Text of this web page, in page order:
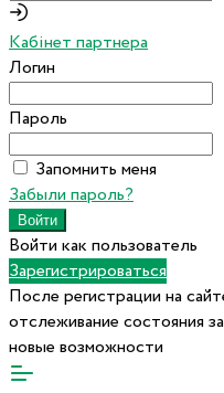
Кабінет партнера
Логин
Пароль
Запомнить меня
Забыли пароль?
Войти как пользователь
Зарегистрироваться
После регистрации на
отслеживание состояния
новые возможности